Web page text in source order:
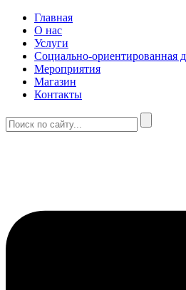
Главная
О нас
Услуги
Социально-ориентированная
Мероприятия
Магазин
Контакты